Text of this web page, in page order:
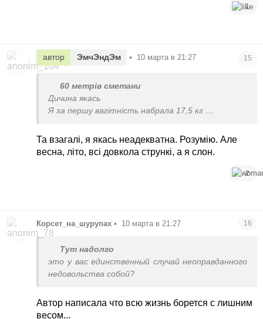
1
автор ЭмчЭндЭм • 10 марта в 21:27 15
60 метрів сметани
Дичина якась
Я за першу вагітність набрала 17,5 кг
А вагу, як народите, скинете. Знайшли, чим
заморочуватись
Та взагалі, я якась неадекватна. Розумію. Але
весна, літо, всі довкола стрункі, а я слон.
2
Корсет_на_шурупах • 10 марта в 21:27 16
Тут надолго
это у вас единственный случай неоправданного
недовольства собой?
Автор написала что всю жизнь борется с лишним
весом...